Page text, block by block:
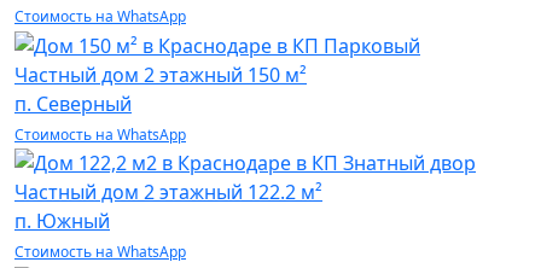
Стоимость на WhatsApp
Частный дом 2 этажный 150 м²
п. Северный
Стоимость на WhatsApp
Частный дом 2 этажный 122.2 м²
п. Южный
Стоимость на WhatsApp